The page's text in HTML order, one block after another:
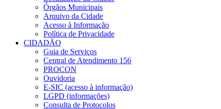
Órgãos Municipais
Arquivo da Cidade
Acesso à Informação
Política de Privacidade
CIDADÃO
Guia de Serviços
Central de Atendimento 156
PROCON
Ouvidoria
E-SIC (acesso à informação)
LGPD (informações)
Consulta de Protocolos